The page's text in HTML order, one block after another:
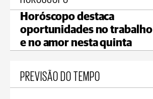
Horóscopo destaca
oportunidades no trabalho
e no amor nesta quinta
PREVISÃO DO TEMPO